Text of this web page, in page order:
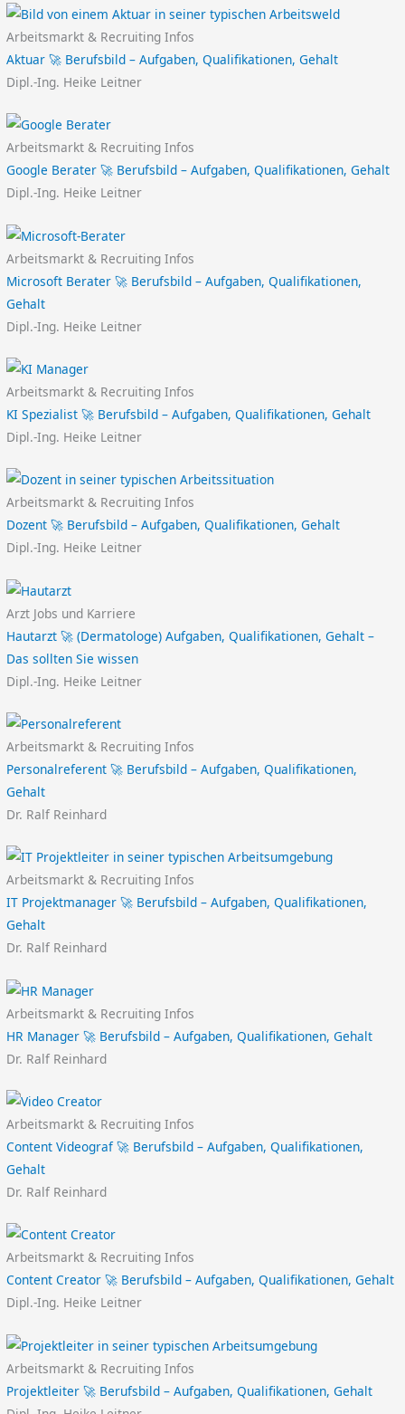
Arbeitsmarkt & Recruiting Infos
Aktuar 🚀 Berufsbild – Aufgaben, Qualifikationen, Gehalt
Dipl.-Ing. Heike Leitner
Arbeitsmarkt & Recruiting Infos
Google Berater 🚀 Berufsbild – Aufgaben, Qualifikationen, Gehalt
Dipl.-Ing. Heike Leitner
Arbeitsmarkt & Recruiting Infos
Microsoft Berater 🚀 Berufsbild – Aufgaben, Qualifikationen,
Gehalt
Dipl.-Ing. Heike Leitner
Arbeitsmarkt & Recruiting Infos
KI Spezialist 🚀 Berufsbild – Aufgaben, Qualifikationen, Gehalt
Dipl.-Ing. Heike Leitner
Arbeitsmarkt & Recruiting Infos
Dozent 🚀 Berufsbild – Aufgaben, Qualifikationen, Gehalt
Dipl.-Ing. Heike Leitner
Arzt Jobs und Karriere
Hautarzt 🚀 (Dermatologe) Aufgaben, Qualifikationen, Gehalt –
Das sollten Sie wissen
Dipl.-Ing. Heike Leitner
Arbeitsmarkt & Recruiting Infos
Personalreferent 🚀 Berufsbild – Aufgaben, Qualifikationen,
Gehalt
Dr. Ralf Reinhard
Arbeitsmarkt & Recruiting Infos
IT Projektmanager 🚀 Berufsbild – Aufgaben, Qualifikationen,
Gehalt
Dr. Ralf Reinhard
Arbeitsmarkt & Recruiting Infos
HR Manager 🚀 Berufsbild – Aufgaben, Qualifikationen, Gehalt
Dr. Ralf Reinhard
Arbeitsmarkt & Recruiting Infos
Content Videograf 🚀 Berufsbild – Aufgaben, Qualifikationen,
Gehalt
Dr. Ralf Reinhard
Arbeitsmarkt & Recruiting Infos
Content Creator 🚀 Berufsbild – Aufgaben, Qualifikationen, Gehalt
Dipl.-Ing. Heike Leitner
Arbeitsmarkt & Recruiting Infos
Projektleiter 🚀 Berufsbild – Aufgaben, Qualifikationen, Gehalt